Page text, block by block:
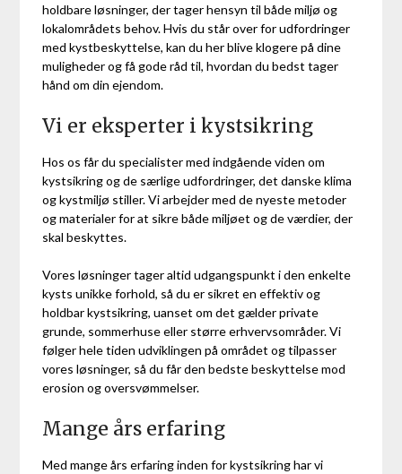
holdbare løsninger, der tager hensyn til både miljø og
lokalområdets behov. Hvis du står over for udfordringer
med kystbeskyttelse, kan du her blive klogere på dine
muligheder og få gode råd til, hvordan du bedst tager
hånd om din ejendom.
Vi er eksperter i kystsikring
Hos os får du specialister med indgående viden om
kystsikring og de særlige udfordringer, det danske klima
og kystmiljø stiller. Vi arbejder med de nyeste metoder
og materialer for at sikre både miljøet og de værdier, der
skal beskyttes.
Vores løsninger tager altid udgangspunkt i den enkelte
kysts unikke forhold, så du er sikret en effektiv og
holdbar kystsikring, uanset om det gælder private
grunde, sommerhuse eller større erhvervsområder. Vi
følger hele tiden udviklingen på området og tilpasser
vores løsninger, så du får den bedste beskyttelse mod
erosion og oversvømmelser.
Mange års erfaring
Med mange års erfaring inden for kystsikring har vi